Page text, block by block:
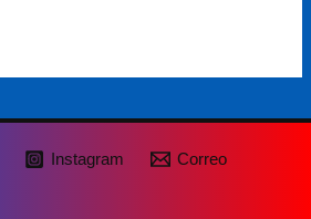
Instagram Correo